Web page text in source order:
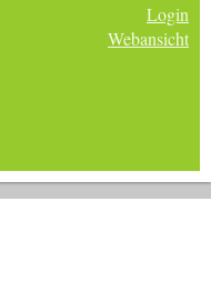
Login
Webansicht